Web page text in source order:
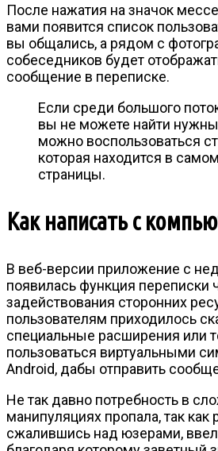
После нажатия на значок
вами появится список
вы общались, а рядом с
собеседников будет
сообщение в переписке.
Если среди большого
вы не можете найти
можно воспользоваться
которая находится в
страницы.
Как написать с
В веб-версии приложение с
появилась функция переписки
задействования сторонних
пользователям приходилось
специальные расширения или
пользоваться виртуальными
Android, дабы отправить
Не так давно потребность в
манипуляциях пропала, так как
сжалившись над юзерами,